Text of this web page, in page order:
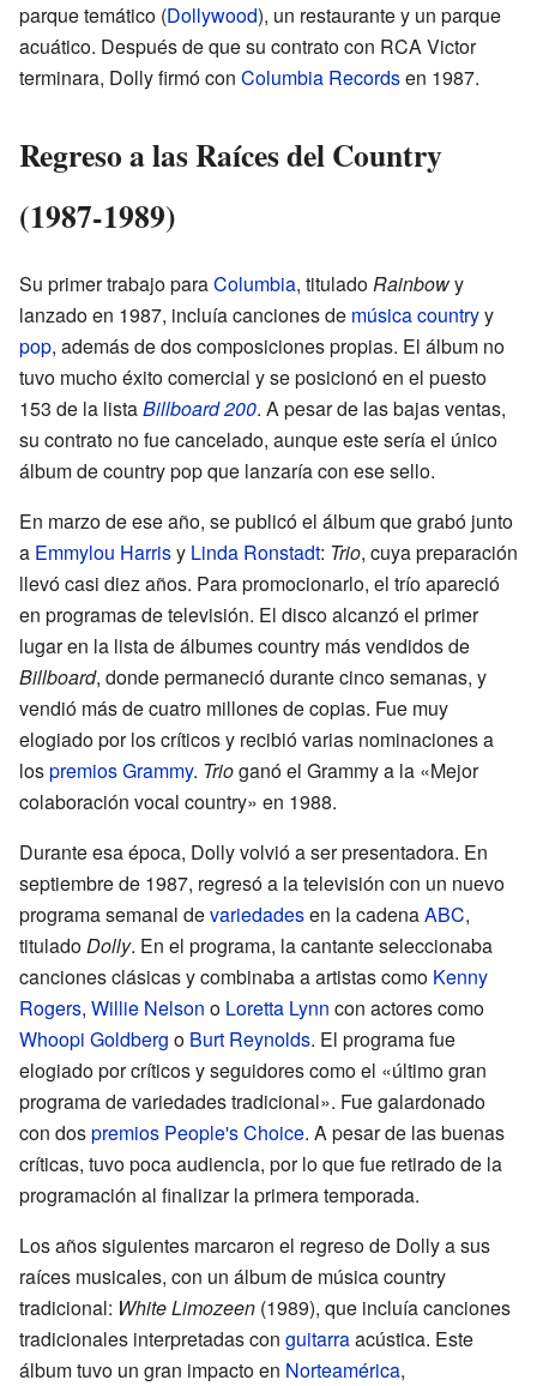
parque temático (Dollywood), un restaurante y un parque
acuático. Después de que su contrato con RCA Victor
terminara, Dolly firmó con Columbia Recordsen 1987.
Regreso a las Raíces del Country
(1987-1989)
Su primer trabajo paraColumbia, tituladoRainbowy
lanzado en 1987, incluía canciones de música countryy
pop, además de dos composiciones propias. El álbum no
tuvo mucho éxito comercial y se posicionó en el puesto
153 de la listaBillboard 200. A pesar de las bajas ventas,
su contrato no fue cancelado, aunque este sería el único
álbum de country pop que lanzaría con ese sello.
En marzo de ese año, se publicó el álbum que grabó junto
a Emmylou Harrisy Linda Ronstadt: Trio, cuya preparación
llevó casi diez años. Para promocionarlo, el trío apareció
en programas de televisión. El disco alcanzó el primer
lugar en la lista de álbumes country más vendidos de
Billboard, donde permaneció durante cinco semanas, y
vendió más de cuatro millones de copias. Fue muy
elogiado por los críticos y recibió varias nominaciones a
lospremios Grammy. Trioganó el Grammy a la «Mejor
colaboración vocal country» en 1988.
Durante esa época, Dolly volvió a ser presentadora. En
septiembre de 1987, regresó a la televisión con un nuevo
programa semanal devariedadesen la cadenaABC,
tituladoDolly. En el programa, la cantante seleccionaba
canciones clásicas y combinaba a artistas como Kenny
Rogers, Willie Nelson o Loretta Lynn con actores como
Whoopi Goldberg o Burt Reynolds. El programa fue
elogiado por críticos y seguidores como el «último gran
programa de variedades tradicional». Fue galardonado
con dospremios People's Choice. A pesar de las buenas
críticas, tuvo poca audiencia, por lo que fue retirado de la
programación al finalizar la primera temporada.
Los años siguientes marcaron el regreso de Dolly a sus
raíces musicales, con un álbum de música country
tradicional: White Limozeen (1989), que incluía canciones
tradicionales interpretadas con guitarraacústica. Este
álbum tuvo un gran impacto en Norteamérica,